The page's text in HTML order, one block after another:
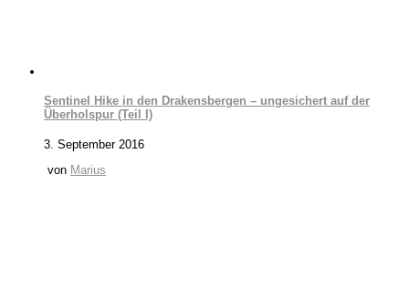
Sentinel Hike in den Drakensbergen – ungesichert auf der
Überholspur (Teil I)
3. September 2016
von Marius